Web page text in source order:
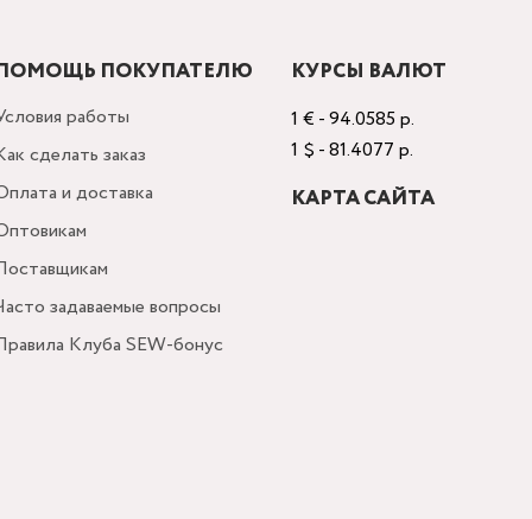
ПОКУПАТЕЛЮ
работы
сделать заказ
и доставка
задаваемые вопросы
Клуба SEW-бонус
КУРСЫ ВАЛЮТ
1 € - 94.0585 р.
1 $ - 81.4077 р.
КАРТА САЙТА